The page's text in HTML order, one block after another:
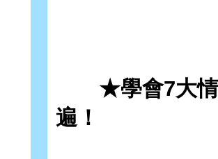
★學會7大情
遍！